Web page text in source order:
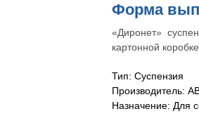
Форма
«Диронет»
картонной коробке.
Тип: Суспензия
Производитель:
Назначение: Для